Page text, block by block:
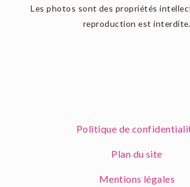
Les photos sont des propriétés
reproduction est interdite.
Politique de
Plan du site
Mentions légales